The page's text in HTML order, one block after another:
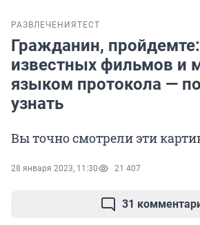
РАЗВЛЕЧЕНИЯ ТЕСТ
Гражданин,
известных фильмов и
языком протокола —
узнать
Вы точно смотрели эти
28 января 2023, 11:30 21 407
31